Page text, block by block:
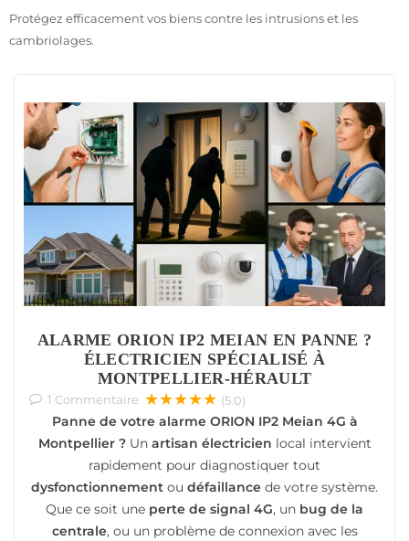
Protégez efficacement vos biens contre les intrusions et les
cambriolages.
ALARME ORION IP2 MEIAN EN PANNE ?
ÉLECTRICIEN SPÉCIALISÉ À
MONTPELLIER-HÉRAULT
1 Commentaire ★★★★★ (5.0)
Panne de votre alarme ORION IP2 Meian 4G à
Montpellier ?Un artisan électricien local intervient
rapidement pour diagnostiquer tout
dysfonctionnement ou défaillance de votre système.
Que ce soit une perte de signal 4G, un bug de la
centrale, ou un problème de connexion avec les